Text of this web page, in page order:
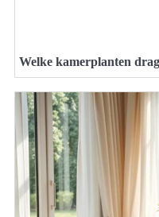
Welke kamerplanten